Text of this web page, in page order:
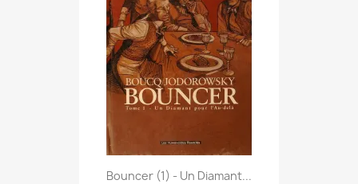
Bouncer (1) - Un Diamant...